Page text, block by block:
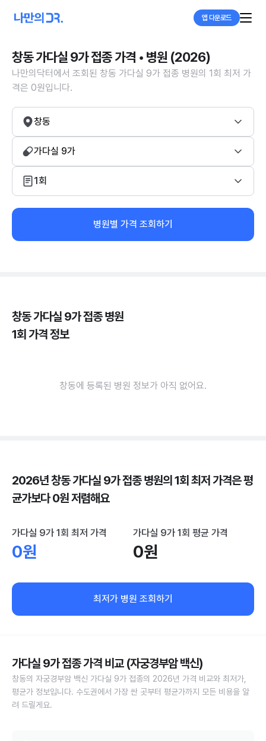
앱 다운로드
창동 가다실 9가 접종 가격 • 병원 (2026)
나만의닥터에서 조회된 창동 가다실 9가 접종 병원의 1회 최저 가
격은 0원입니다.
창동
가다실 9가
1회
병원별 가격 조회하기
창동 가다실 9가 접종 병원
1회 가격 정보
창동에 등록된 병원 정보가 아직 없어요.
2026년 창동 가다실 9가 접종 병원의 1회 최저 가격은 평
균가보다 0원 저렴해요
가다실 9가 1회 최저 가격
0원
가다실 9가 1회 평균 가격
0원
최저가 병원 조회하기
가다실 9가 접종 가격 비교 (자궁경부암 백신)
창동의 자궁경부암 백신 가다실 9가 접종의 2026년 가격 비교와 최저가,
평균가 정보입니다. 수도권에서 가장 싼 곳부터 평균가까지 모든 비용을 알
려 드릴게요.